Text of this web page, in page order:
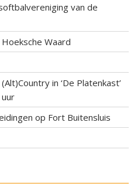
van de
Waard
in ‘De Platenkast’
op Fort Buitensluis